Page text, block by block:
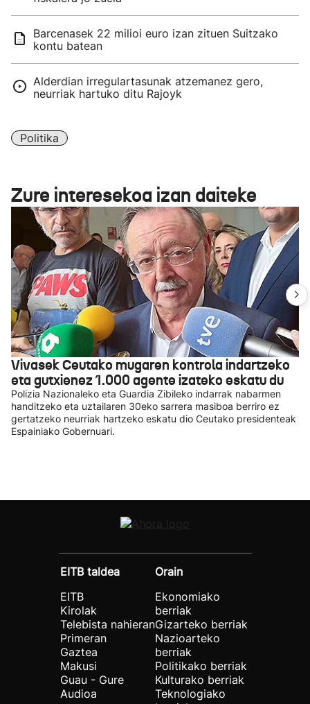
Barcenasek 22 milioi euro izan zituen Suitzako
kontu batean
Alderdian irregulartasunak atzemanez gero,
neurriak hartuko ditu Rajoyk
Politika
Zure interesekoa izan daiteke
Vivasek Ceutako mugaren kontrola indartzeko
eta gutxienez 1.000 agente izateko eskatu du
Polizia Nazionaleko eta Guardia Zibileko indarrak nabarmen
handitzeko eta uztailaren 30eko sarrera masiboa berriro ez
gertatzeko neurriak hartzeko eskatu dio Ceutako presidenteak
Espainiako Gobernuari.
EITB taldea
EITB
Kirolak
Telebista nahieran
Primeran
Gaztea
Makusi
Guau - Gure
Audioa
Orain
Ekonomiako
berriak
Gizarteko berriak
Nazioarteko
berriak
Politikako berriak
Kulturako berriak
Teknologiako